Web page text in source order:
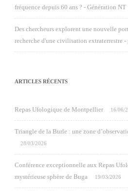
fréquence depuis 60 ans ? - Génération NT
Des chercheurs explorent une nouvelle
recherche d'une civilisation extraterrestre -
ARTICLES RÉCENTS
Repas Ufologique de Montpellier 16/06/
Triangle de la Burle : une zone
28/03/2026
Conférence exceptionnelle aux Repas
mystérieuse sphère de Buga
19/03/2026